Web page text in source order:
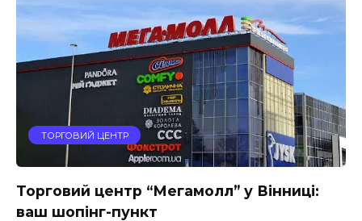
ТОРГОВИЙ ЦЕНТР
Торговий центр “Мегамолл” у Вінниці:
ваш шопінг-пункт